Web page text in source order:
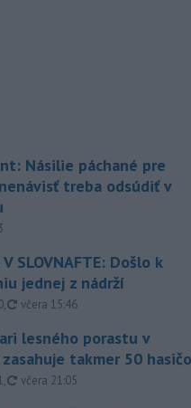
Násilie páchané pre
treba odsúdiť v
V SLOVNAFTE: Došlo k
jednej z nádrží
, aktualizované
včera 15:46
lesného porastu v
takmer 50
, aktualizované
včera 21:05